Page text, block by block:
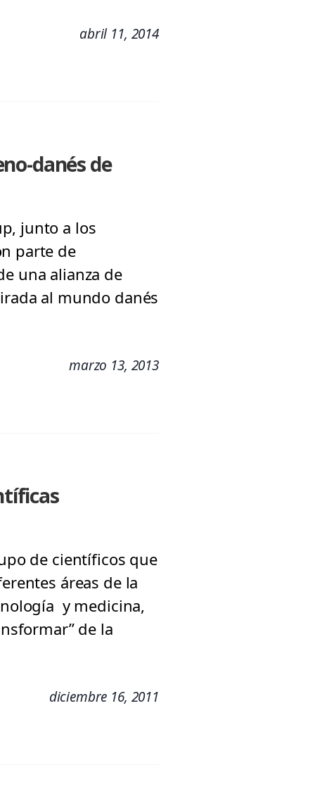
abril 11, 2014
danés de
junto a los
parte de
una alianza de
al mundo danés
marzo 13, 2013
de científicos que
áreas de la
y medicina,
de la
diciembre 16, 2011